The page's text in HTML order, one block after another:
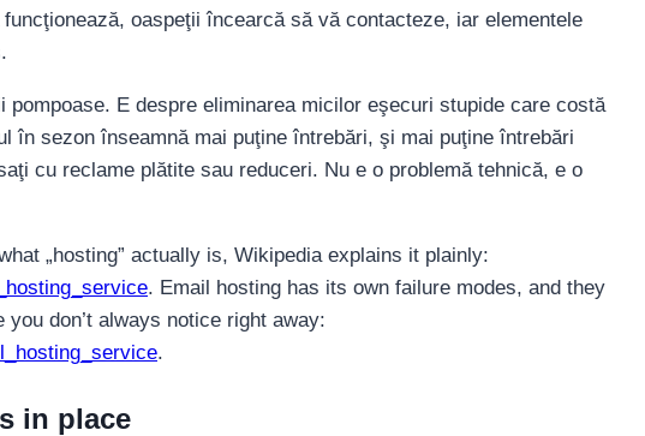
oaspeţii încearcă să vă contacteze, iar elementele
pompoase. E despre eliminarea micilor eşecuri stupide care costă
în sezon înseamnă mai puţine întrebări, şi mai puţine întrebări
cu reclame plătite sau reduceri. Nu e o problemă tehnică, e o
„hosting” actually is, Wikipedia explains it plainly:
. Email hosting has its own failure modes, and they
don’t always notice right away:
.
in place